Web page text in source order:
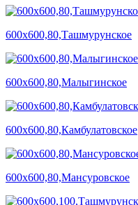
600х600,80,Ташмурунское
600х600,80,Малыгинское
600х600,80,Камбулатовское
600х600,80,Мансуровское